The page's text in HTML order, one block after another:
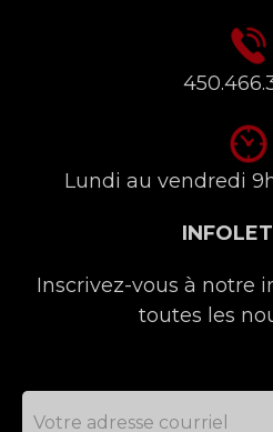
Lundi au vendredi
Inscrivez-vous à notre
toutes les